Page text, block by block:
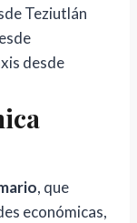
Teziutlán
desde
, que
económicas,